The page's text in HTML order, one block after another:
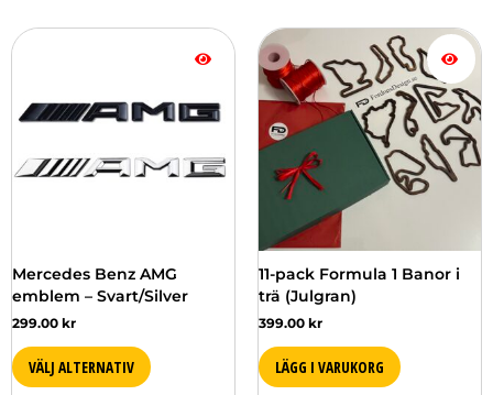
Mercedes Benz AMG
emblem – Svart/Silver
299.00 kr
VÄLJ ALTERNATIV
Den
har
flera
De
på
produktsidan
11-pack Formula 1 Banor i
trä (Julgran)
399.00 kr
LÄGG I VARUKORG